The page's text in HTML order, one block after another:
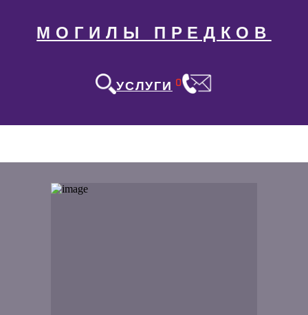
МОГИЛЫ ПРЕДКОВ
УСЛУГИ 0